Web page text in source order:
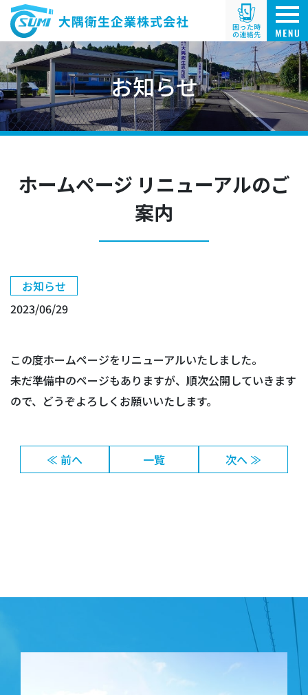
お知らせ
ホームページ リニューアルのご
案内
お知らせ
2023/06/29
この度ホームページをリニューアルいたしました。
未だ準備中のページもありますが、順次公開していきます
ので、どうぞよろしくお願いいたします。
≪ 前へ 一覧 次へ ≫